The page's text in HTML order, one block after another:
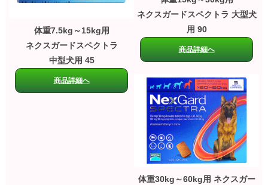
体重7.5kg～15kg用
ネクスガードスペクトラ
中型犬用 45
商品詳細へ
ネクスガードスペクトラ 大型犬
用 90
商品詳細へ
体重30kg～60kg用 ネクスガー